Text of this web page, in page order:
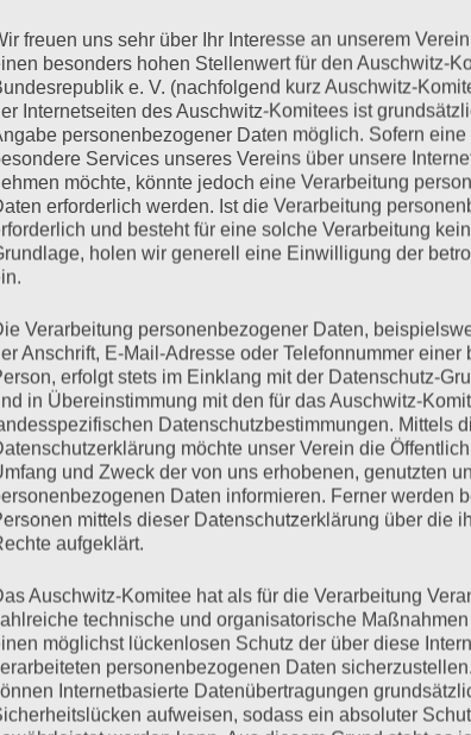
»Fritz Bauer und die
der Befreiung des Konzentrationslagers
Februar 2017, 12 Uhr Polittbüro, Steindamm 45 Fritz
Esther BejaranoVorsitzende des Auschwitz-
Dr. Detlef GarbeDirektor der KZ-Gedenkstätte
in Detmold und…
Das Auschwitz-
1938
freuen uns sehr über Ihr Interesse an unserem
besonders hohen Stellenwert für den Auschwitz-
e. V. (nachfolgend kurz Auschwitz-
Internetseiten des Auschwitz-Komitees ist
personenbezogener Daten möglich. Sofern eine
Services unseres Vereins über unsere
möchte, könnte jedoch eine Verarbeitung
erforderlich werden. Ist die Verarbeitung
und besteht für eine solche Verarbeitung
holen wir generell eine Einwilligung der
Verarbeitung personenbezogener Daten,
Anschrift, E-Mail-Adresse oder Telefonnummer einer
erfolgt stets im Einklang mit der Datenschutz-
in Übereinstimmung mit den für das Auschwitz-
Datenschutzbestimmungen. Mittels
möchte unser Verein die
und Zweck der von uns erhobenen, genutzten
Daten informieren. Ferner werden
mittels dieser Datenschutzerklärung über die
aufgeklärt.
Auschwitz-Komitee hat als für die Verarbeitung
technische und organisatorische
möglichst lückenlosen Schutz der über diese
personenbezogenen Daten
Internetbasierte Datenübertragungen
aufweisen, sodass ein absoluter